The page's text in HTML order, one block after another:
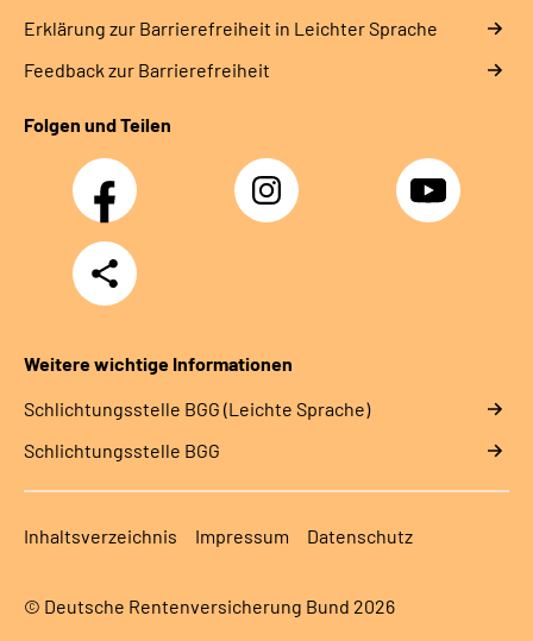
Erklärung zur Barrierefreiheit in Leichter Sprache
Feedback zur Barrierefreiheit
Folgen und Teilen
Facebook Instagram YouTube
Teilen
Weitere wichtige Informationen
Schlich­tungs­stel­le BGG (Leichte Sprache)
Schlich­tungs­stel­le BGG
Inhaltsverzeichnis Impressum Datenschutz
© Deutsche Rentenversicherung Bund 2026